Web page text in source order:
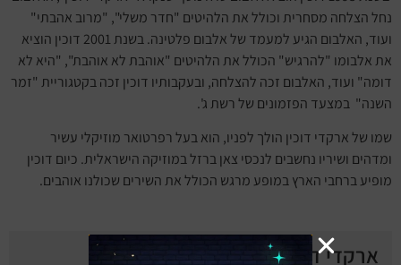
נחל הצלחה מסחרית וכולל את הלהיטים "חדר משלי", "מרוב אהבתי"
ועוד, האלבום הגיע למעמד של אלבום פלטינה. בשנת 2001 דוכין הוציא
את אלבומו "להרגיש" הכולל את הלהיטים "אוהבת לא אוהבת", "היא לא
דומה" ועוד, האלבום זכה להצלחה, ובעקבותיו דוכין זכה בקטגוריית "זמר
השנה" במצעד הפזמונים של רשת ג'.
שמו של ארקדי דוכין הולך לפניו, הוא בעל רפרטואר מוזיקלי עשיר
ומדהים ושיריו נחשבים לנכסי צאן ברזל במוזיקה הישראלית. כיום דוכין
מופיע ברחבי הארץ במופע מרגש הכולל את השירים שכולנו אוהבים.
ארקדי דוכין ביוטיוב